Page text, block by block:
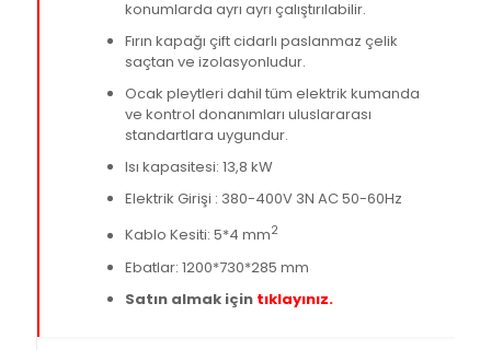
konumlarda ayrı ayrı çalıştırılabilir.
Fırın kapağı çift cidarlı paslanmaz çelik
saçtan ve izolasyonludur.
Ocak pleytleri dahil tüm elektrik kumanda
ve kontrol donanımları uluslararası
standartlara uygundur.
Isı kapasitesi: 13,8 kW
Elektrik Girişi : 380-400V 3N AC 50-60Hz
Kablo Kesiti: 5*4 mm2
Ebatlar: 1200*730*285 mm
Satın almak için tıklayınız.